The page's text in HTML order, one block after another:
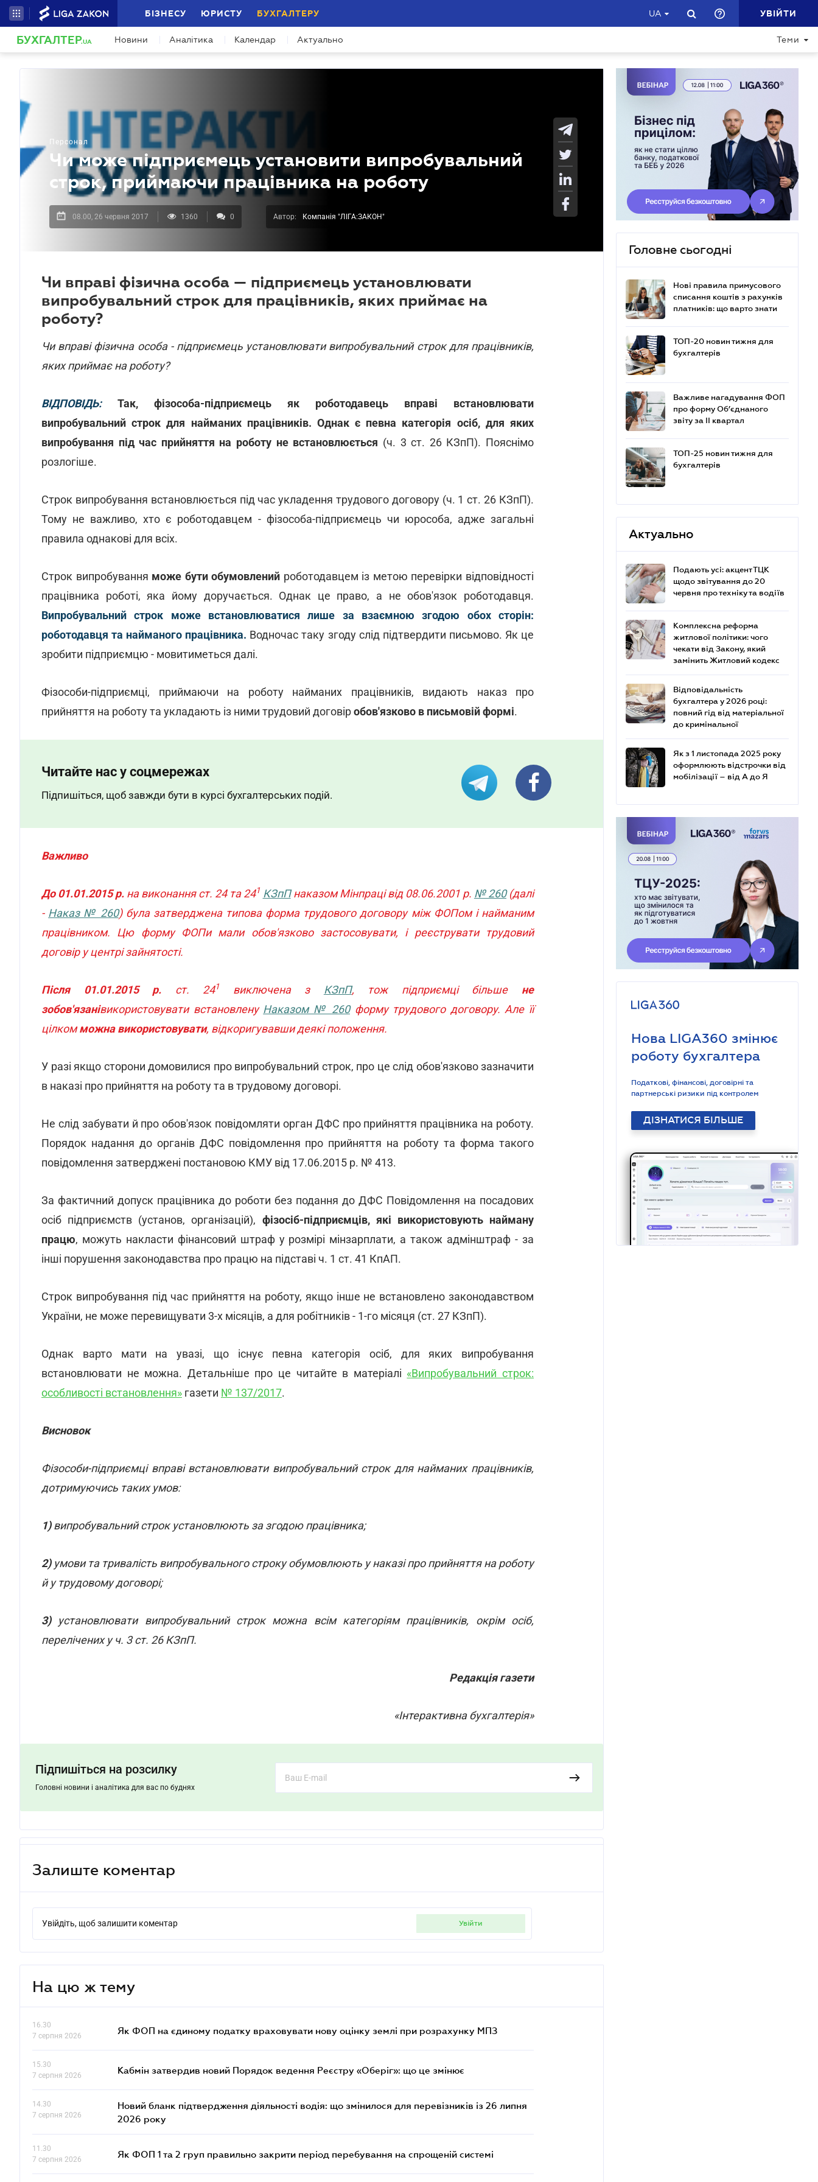
БІЗНЕСУ ЮРИСТУ БУХГАЛТЕРУ UA УВІЙТИ
БУХГАЛТЕР.UA Новини Аналітика Календар Актуально Теми
Персонал
Чи може підприємець установити випробувальний
строк, приймаючи працівника на роботу
08.00, 26 червня 2017 1360 0 Автор: Компанія "ЛІГА:ЗАКОН"
Чи вправі фізична особа — підприємець установлювати
випробувальний строк для працівників, яких приймає на
роботу?
Чи вправі фізична особа - підприємець установлювати випробувальний строк для працівників,
яких приймає на роботу?
ВІДПОВІДЬ:
Так, фізособа-підприємець як роботодавець вправі встановлювати
випробувальний строк для найманих працівників. Однак є певна категорія осіб, для яких
випробування під час прийняття на роботу не встановлюється (ч. 3 ст. 26 КЗпП). Пояснімо
розлогіше.
Строк випробування встановлюється під час укладення трудового договору (ч. 1 ст. 26 КЗпП).
Тому не важливо, хто є роботодавцем - фізособа-підприємець чи юрособа, адже загальні
правила однакові для всіх.
Строк випробування може бути обумовлений роботодавцем із метою перевірки відповідності
працівника роботі, яка йому доручається. Однак це право, а не обов'язок роботодавця.
Випробувальний строк може встановлюватися лише за взаємною згодою обох сторін:
роботодавця та найманого працівника. Водночас таку згоду слід підтвердити письмово. Як це
зробити підприємцю - мовитиметься далі.
Фізособи-підприємці, приймаючи на роботу найманих працівників, видають наказ про
прийняття на роботу та укладають із ними трудовий договіробов'язково в письмовій формі.
Читайте нас у соцмережах
Підпишіться, щоб завжди бути в курсі бухгалтерських подій.
Важливо
До 01.01.2015 р. на виконання ст. 24 та 241 КЗпПнаказом Мінпраці від 08.06.2001 р. № 260(далі
- Наказ № 260) була затверджена типова форма трудового договору між ФОПом і найманим
працівником. Цю форму ФОПи мали обов'язково застосовувати, і реєструвати трудовий
договір у центрі зайнятості.
Після 01.01.2015 р. ст. 241 виключена з КЗпП, тож підприємці більше не
зобов'язанівикористовувати встановлену Наказом № 260форму трудового договору. Але її
цілкомможна використовувати, відкоригувавши деякі положення.
У разі якщо сторони домовилися про випробувальний строк, про це слід обов'язково зазначити
в наказі про прийняття на роботу та в трудовому договорі.
Не слід забувати й про обов'язок повідомляти орган ДФС про прийняття працівника на роботу.
Порядок надання до органів ДФС повідомлення про прийняття на роботу та форма такого
повідомлення затверджені постановою КМУ від 17.06.2015 р. № 413.
За фактичний допуск працівника до роботи без подання до ДФС Повідомлення на посадових
осіб підприємств (установ, організацій), фізосіб-підприємців, які використовують найману
працю, можуть накласти фінансовий штраф у розмірі мінзарплати, а також адмінштраф - за
інші порушення законодавства про працю на підставі ч. 1 ст. 41 КпАП.
Строк випробування під час прийняття на роботу, якщо інше не встановлено законодавством
України, не може перевищувати 3-х місяців, а для робітників - 1-го місяця (ст. 27 КЗпП).
Однак варто мати на увазі, що існує певна категорія осіб, для яких випробування
встановлювати не можна. Детальніше про це читайте в матеріалі «Випробувальний строк:
особливості встановлення» газети № 137/2017.
Висновок
Фізособи-підприємці вправі встановлювати випробувальний строк для найманих працівників,
дотримуючись таких умов:
1)випробувальний строк установлюють за згодою працівника;
2)умови та тривалість випробувального строку обумовлюють у наказі про прийняття на роботу
й у трудовому договорі;
3)установлювати випробувальний строк можна всім категоріям працівників, окрім осіб,
перелічених у ч. 3 ст. 26 КЗпП.
Редакція газети
«Інтерактивна бухгалтерія»
Підпишіться на розсилку
Головні новини і аналітика для вас по буднях
Залиште коментар
Увійдіть, щоб залишити коментар увійти
На цю ж тему
16.30
7 серпня 2026
Як ФОП на єдиному податку враховувати нову оцінку землі при розрахунку МПЗ
15.30
7 серпня 2026
Кабмін затвердив новий Порядок ведення Реєстру «Оберіг»: що це змінює
14.30
7 серпня 2026
Новий бланк підтвердження діяльності водія: що змінилося для перевізників із 26 липня
2026 року
11.30
7 серпня 2026
Як ФОП 1 та 2 груп правильно закрити період перебування на спрощеній системі
Головне сьогодні
Нові правила примусового
списання коштів з рахунків
платників: що варто знати
ТОП-20 новин тижня для
бухгалтерів
Важливе нагадування ФОП
про форму Об’єднаного
звіту за ІІ квартал
ТОП-25 новин тижня для
бухгалтерів
Актуально
Подають усі: акцент ТЦК
щодо звітування до 20
червня про техніку та водіїв
Комплексна реформа
житлової політики: чого
чекати від Закону, який
замінить Житловий кодекс
Відповідальність
бухгалтера у 2026 році:
повний гід від матеріальної
до кримінальної
Як з 1 листопада 2025 року
оформлюють відстрочки від
мобілізації – від А до Я
Нова LIGA360 змінює
роботу бухгалтера
Податкові, фінансові, договірні та
партнерські ризики під контролем
ДІЗНАТИСЯ БІЛЬШЕ